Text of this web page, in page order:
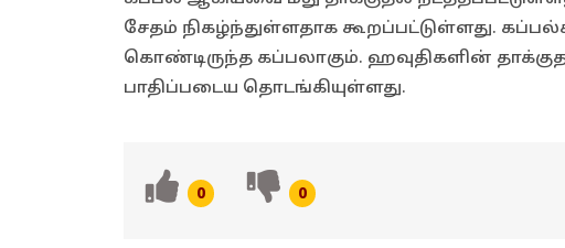
சேதம் நிகழ்ந்துள்ளதாக கூறப்பட்டுள்ளது.
கொண்டிருந்த கப்பலாகும். ஹவுதிகளின்
பாதிப்படைய தொடங்கியுள்ளது.
0 0